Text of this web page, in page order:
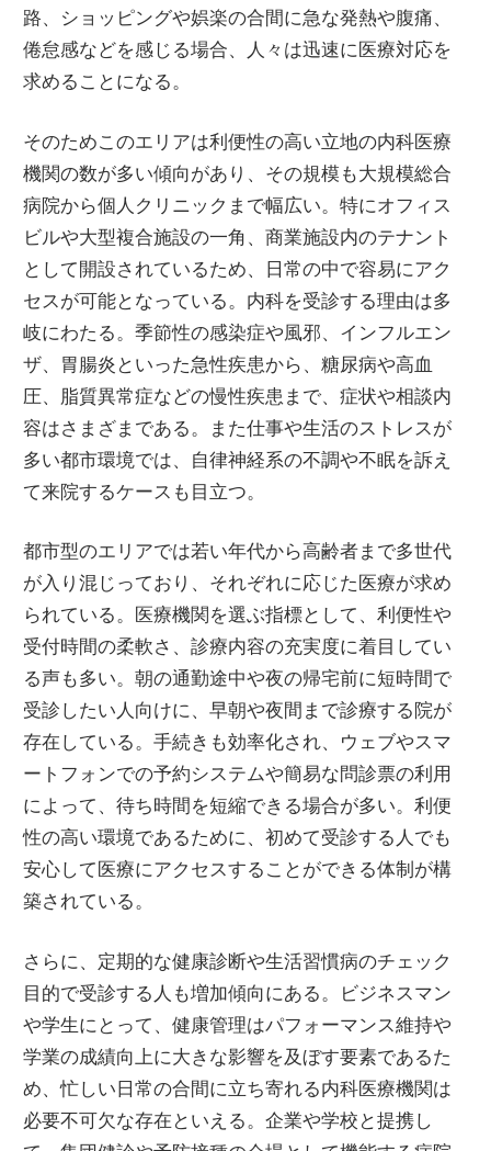
路、ショッピングや娯楽の合間に急な発熱や腹痛、
倦怠感などを感じる場合、人々は迅速に医療対応を
求めることになる。
そのためこのエリアは利便性の高い立地の内科医療
機関の数が多い傾向があり、その規模も大規模総合
病院から個人クリニックまで幅広い。特にオフィス
ビルや大型複合施設の一角、商業施設内のテナント
として開設されているため、日常の中で容易にアク
セスが可能となっている。内科を受診する理由は多
岐にわたる。季節性の感染症や風邪、インフルエン
ザ、胃腸炎といった急性疾患から、糖尿病や高血
圧、脂質異常症などの慢性疾患まで、症状や相談内
容はさまざまである。また仕事や生活のストレスが
多い都市環境では、自律神経系の不調や不眠を訴え
て来院するケースも目立つ。
都市型のエリアでは若い年代から高齢者まで多世代
が入り混じっており、それぞれに応じた医療が求め
られている。医療機関を選ぶ指標として、利便性や
受付時間の柔軟さ、診療内容の充実度に着目してい
る声も多い。朝の通勤途中や夜の帰宅前に短時間で
受診したい人向けに、早朝や夜間まで診療する院が
存在している。手続きも効率化され、ウェブやスマ
ートフォンでの予約システムや簡易な問診票の利用
によって、待ち時間を短縮できる場合が多い。利便
性の高い環境であるために、初めて受診する人でも
安心して医療にアクセスすることができる体制が構
築されている。
さらに、定期的な健康診断や生活習慣病のチェック
目的で受診する人も増加傾向にある。ビジネスマン
や学生にとって、健康管理はパフォーマンス維持や
学業の成績向上に大きな影響を及ぼす要素であるた
め、忙しい日常の合間に立ち寄れる内科医療機関は
必要不可欠な存在といえる。企業や学校と提携し